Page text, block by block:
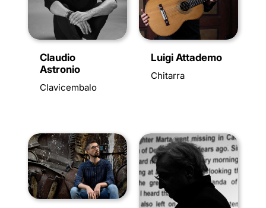
Claudio
Astronio
Clavicembalo
Luigi Attademo
Chitarra